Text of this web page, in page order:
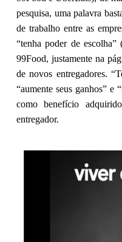
pesquisa, uma palavra
de trabalho entre as
“tenha poder de
99Food, justamente na
de novos entregadores.
“aumente seus ganhos” e
como benefício
entregador.